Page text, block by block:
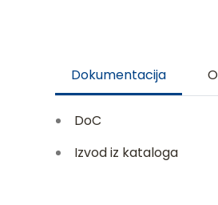
Dokumentacija
DoC
Izvod iz kataloga